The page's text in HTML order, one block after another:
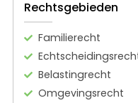
Rechtsgebieden
Familierecht
Belastingrecht
Omgevingsrecht